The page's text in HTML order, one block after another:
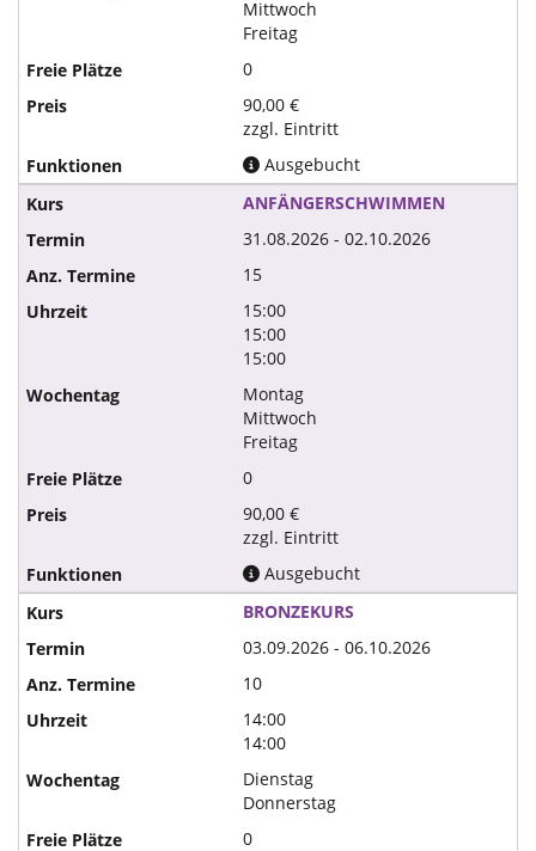
Mittwoch
Freitag
0
90,00 €
zzgl. Eintritt
Ausgebucht
ANFÄNGERSCHWIMMEN
31.08.2026 - 02.10.2026
15
15:00
15:00
15:00
Montag
Mittwoch
Freitag
0
90,00 €
zzgl. Eintritt
Ausgebucht
BRONZEKURS
03.09.2026 - 06.10.2026
10
14:00
14:00
Dienstag
Donnerstag
0